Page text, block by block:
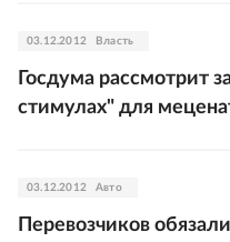
03.12.2012 Власть
Госдума рассмотрит
стимулах" для
03.12.2012 Авто
Перевозчиков